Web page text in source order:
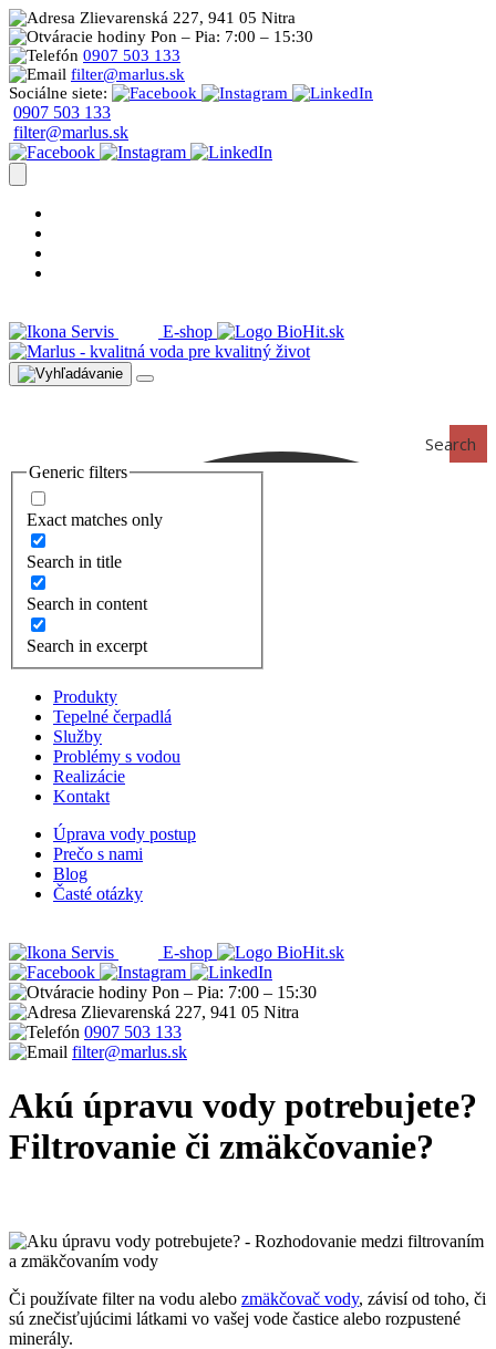
Zlievarenská 227, 941 05 Nitra
Pon – Pia: 7:00 – 15:30
0907 503 133
filter@marlus.sk
Sociálne siete:
0907 503 133
filter@marlus.sk
Servis E-shop
Search
Generic filters
Exact matches only
Search in title
Search in content
Search in excerpt
Produkty
Tepelné čerpadlá
Služby
Problémy s vodou
Realizácie
Kontakt
Úprava vody postup
Prečo s nami
Blog
Časté otázky
Servis E-shop
Pon – Pia: 7:00 – 15:30
Zlievarenská 227, 941 05 Nitra
0907 503 133
filter@marlus.sk
Akú úpravu vody potrebujete?
Filtrovanie či zmäkčovanie?
Či používate filter na vodu alebo zmäkčovač vody, závisí od toho, či
sú znečisťujúcimi látkami vo vašej vode častice alebo rozpustené
minerály.